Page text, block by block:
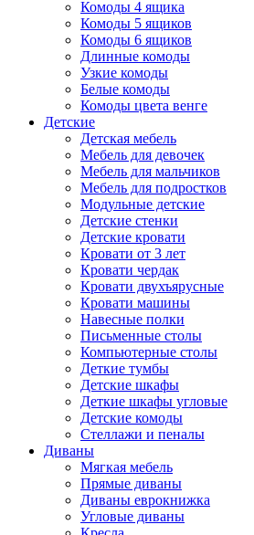
Комоды 4 ящика
Комоды 5 ящиков
Комоды 6 ящиков
Длинные комоды
Узкие комоды
Белые комоды
Комоды цвета венге
Детские
Детская мебель
Мебель для девочек
Мебель для мальчиков
Мебель для подростков
Модульные детские
Детские стенки
Детские кровати
Кровати от 3 лет
Кровати чердак
Кровати двухъярусные
Кровати машины
Навесные полки
Письменные столы
Компьютерные столы
Деткие тумбы
Детские шкафы
Деткие шкафы угловые
Детские комоды
Стеллажи и пеналы
Диваны
Мягкая мебель
Прямые диваны
Диваны еврокнижка
Угловые диваны